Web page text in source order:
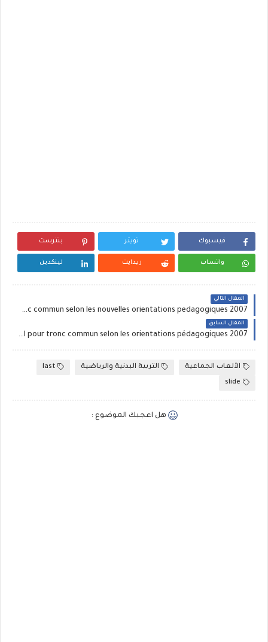
فيسبوك تويتر بنترست
واتساب ريدايت لينكدين
المقال التالي
Un nouveau cycle de 10 seances de basket ball pour tronc commun selon les nouvelles orientations pedagogiques 2007
المقال السابق
un nouveau cycle de 12 séances de hand ball pour tronc commun selon les orientations pédagogiques 2007 ‏
الألعاب الجماعية التربية البدنية والرياضية
last
slide
هل اعجبك الموضوع :